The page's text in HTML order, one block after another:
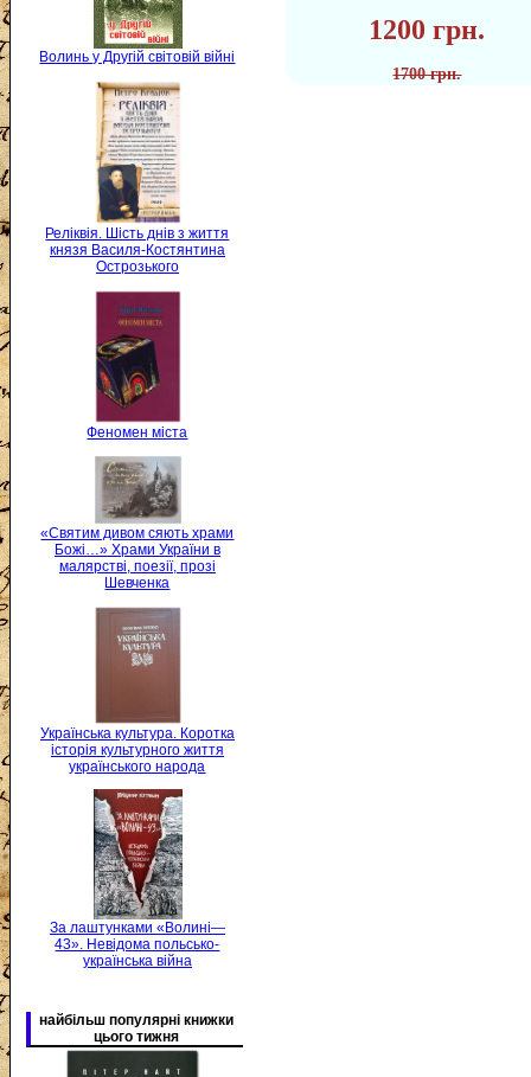
Волинь у Другій світовій війні
Реліквія. Шість днів з життя
князя Василя-Костянтина
Острозького
Феномен міста
«Святим дивом сяють храми
Божі…» Храми України в
малярстві, поезії, прозі
Шевченка
Українська культура. Коротка
історія культурного життя
українського народа
За лаштунками «Волині—
43». Невідома польсько-
українська війна
найбільш популярні книжки
цього тижня
1200 грн.
1700 грн.